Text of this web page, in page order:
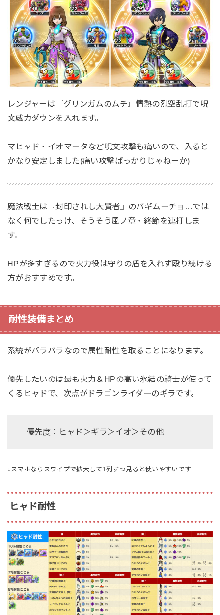
レンジャーは『グリンガムのムチ』情熱の烈空乱打で呪
文威力ダウンを入れます。
マヒャド・イオマータなど呪文攻撃も痛いので、入ると
かなり安定しました(痛い攻撃ばっかりじゃねーか)
魔法戦士は『封印されし大賢者』のバギムーチョ…では
なく何でしたっけ、そうそう風ノ章・終節を連打しま
す。
HPが多すぎるので火力役は守りの盾を入れず殴り続ける
方がおすすめです。
耐性装備まとめ
系統がバラバラなので属性耐性を取ることになります。
優先したいのは最も火力＆HPの高い氷結の騎士が使って
くるヒャドで、次点がドラゴンライダーのギラです。
優先度：ヒャド＞ギラ＞イオ＞その他
↓スマホならスワイプで拡大して1列ずつ見ると使いやすいです
ヒャド耐性